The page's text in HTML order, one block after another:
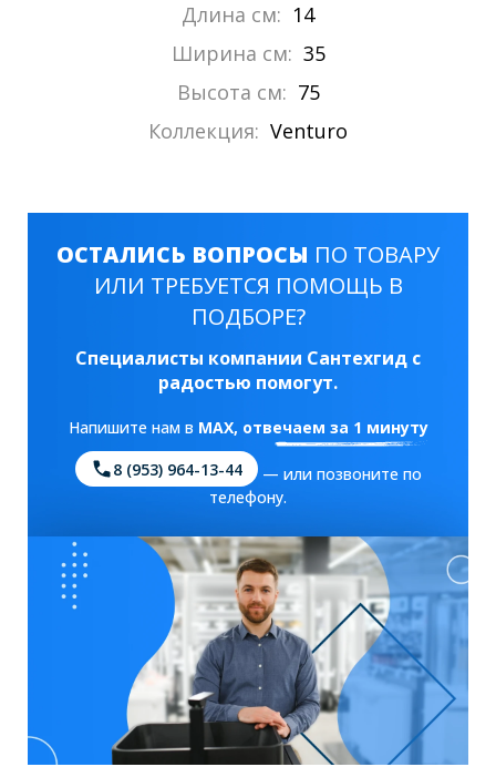
Длина см: 14
Ширина см: 35
Высота см: 75
Коллекция: Venturo
ОСТАЛИСЬ ВОПРОСЫ ПО ТОВАРУ
ИЛИ ТРЕБУЕТСЯ ПОМОЩЬ В
ПОДБОРЕ?
Специалисты компании Сантехгид с
радостью помогут.
Напишите нам в MAX, отвечаем за 1 минуту
8 (953) 964-13-44
— или позвоните по
телефону.